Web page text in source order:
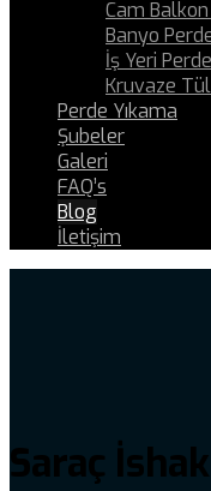
Cam
Banyo
İş Yeri
Kruvaze
Perde Yıkama
Şubeler
Galeri
FAQ’s
Blog
İletişim
Saraç